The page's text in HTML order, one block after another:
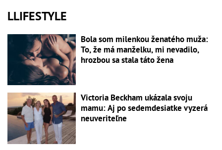
LLIFESTYLE
Bola som milenkou ženatého muža:
To, že má manželku, mi nevadilo,
hrozbou sa stala táto žena
Victoria Beckham ukázala svoju
mamu: Aj po sedemdesiatke vyzerá
neuveriteľne